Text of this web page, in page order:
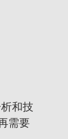
和技
需要